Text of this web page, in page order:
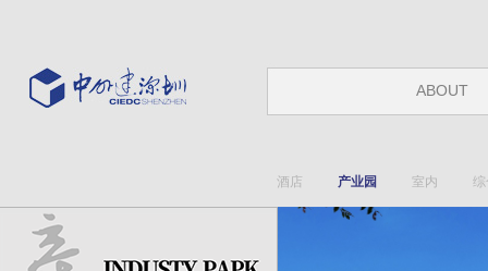
ABOUT
酒店 产业园 室内